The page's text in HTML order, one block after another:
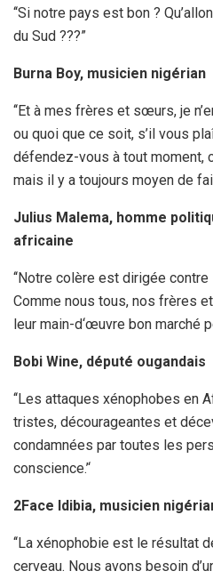
‘‘Si notre pays est bon ?
du Sud ???”
Burna Boy, musicien nigérian
‘‘Et à mes frères et sœurs, je
ou quoi que ce soit, s’il vous
défendez-vous à tout moment,
mais il y a toujours moyen de
Julius Malema, homme
africaine
‘‘Notre colère est dirigée
Comme nous tous, nos frères
leur main-d‘œuvre bon marché
Bobi Wine, député ougandais
‘‘Les attaques xénophobes en
tristes, décourageantes et
condamnées par toutes les
conscience.’‘
2Face Idibia, musicien
‘‘La xénophobie est le résultat
cerveau. Nous avons besoin